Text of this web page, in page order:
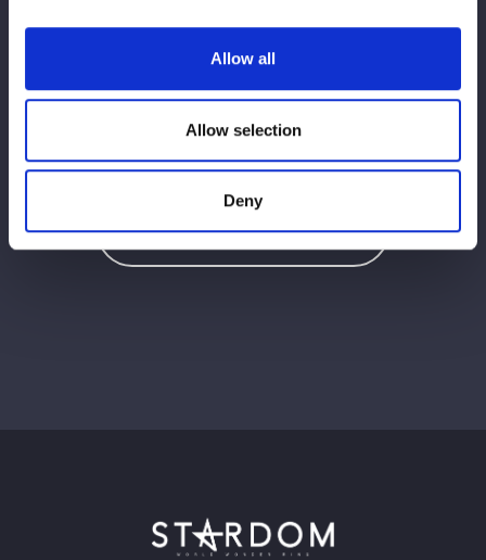
Allow all
Allow selection
Deny
この記事をシェア
Ver tudo